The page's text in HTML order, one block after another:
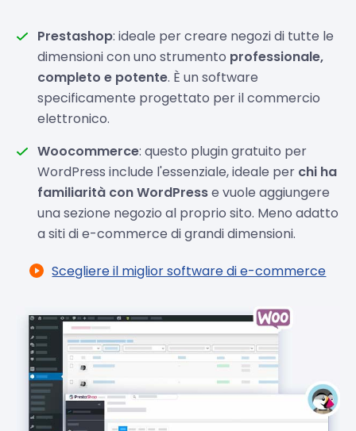
Prestashop: ideale per creare negozi di tutte le
dimensioni con uno strumento professionale,
completo e potente. È un software
specificamente progettato per il commercio
elettronico.
Woocommerce: questo plugin gratuito per
WordPress include l'essenziale, ideale per chi ha
familiarità con WordPresse vuole aggiungere
una sezione negozio al proprio sito. Meno adatto
a siti di e-commerce di grandi dimensioni.
Scegliere il miglior software di e-commerce